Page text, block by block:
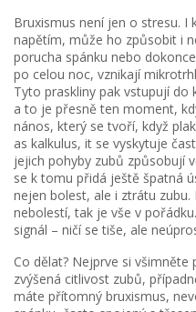
Bruxismus není jen o stresu. I
napětím, může ho způsobit i
porucha spánku nebo
po celou noc, vznikají
Tyto praskliny pak vstupují
a to je přesně ten moment,
nános, který se tvoří, když
as kalkulus, it se vyskytuje
jejich pohyby zubů způsobují
se k tomu přidá ještě špatná
nejen bolest, ale i ztrátu
nebolestí, tak je vše v
signál – ničí se tiše, ale
Co dělat? Nejprve si
zvýšená citlivost zubů,
máte přítomný bruxismus,